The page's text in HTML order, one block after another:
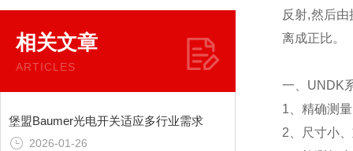
相关文章
ARTICLES
堡盟Baumer光电开关适应多行业需求
2026-01-26
反射,然后
离成正比。
一、UNDK
1、精确测
2、尺寸小